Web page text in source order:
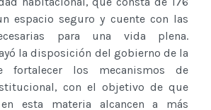
espacio seguro y cuente con las
para una vida plena.
la disposición del gobierno de la
fortalecer los mecanismos de
con el objetivo de que
esta materia alcancen a más